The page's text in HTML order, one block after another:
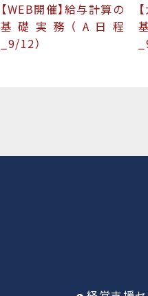
【WEB開催】給与計算の
基礎実務（A日程
_9/12）